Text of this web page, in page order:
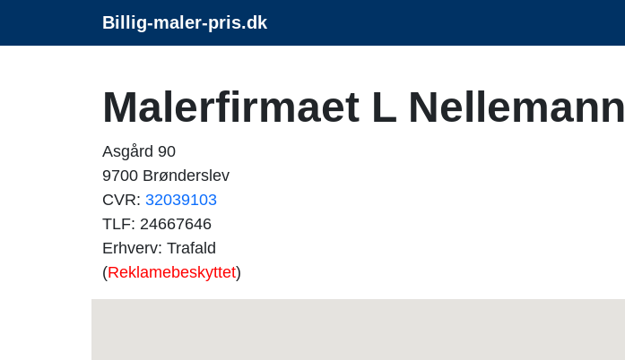
Billig-maler-pris.dk
Malerfirmaet L Nellemann
Asgård 90
9700 Brønderslev
CVR: 32039103
TLF: 24667646
Erhverv: Trafald
(Reklamebeskyttet)